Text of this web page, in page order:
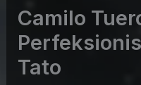
Camilo
Tato